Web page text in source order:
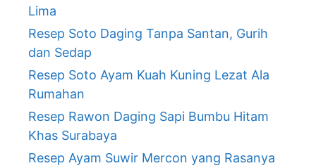
Lima
Resep Soto Daging Tanpa Santan, Gurih
dan Sedap
Resep Soto Ayam Kuah Kuning Lezat Ala
Rumahan
Resep Rawon Daging Sapi Bumbu Hitam
Khas Surabaya
Resep Ayam Suwir Mercon yang Rasanya